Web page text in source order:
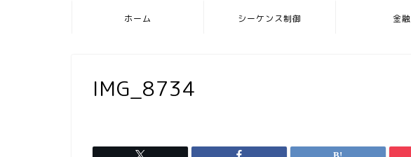
ホーム シーケンス制御 金融
IMG_8734